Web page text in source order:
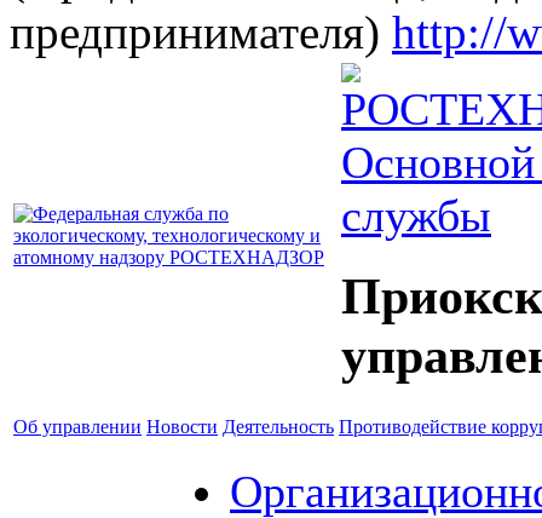
предпринимателя) http://
Основной
службы
Об управлении Новости Деятельность Противодействие